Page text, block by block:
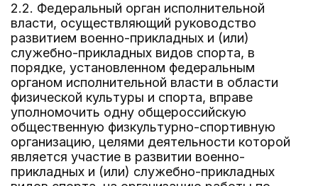
2.2. Федеральный орган исполнительной
власти, осуществляющий руководство
развитием военно-прикладных и (или)
служебно-прикладных видов спорта, в
порядке, установленном федеральным
органом исполнительной власти в области
физической культуры и спорта, вправе
уполномочить одну общероссийскую
общественную физкультурно-спортивную
организацию, целями деятельности которой
является участие в развитии военно-
прикладных и (или) служебно-прикладных